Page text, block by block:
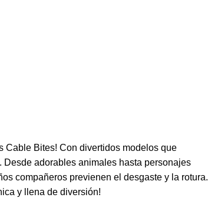
Cable Bites! Con divertidos modelos que
Desde adorables animales hasta personajes
compañeros previenen el desgaste y la rotura.
y llena de diversión!